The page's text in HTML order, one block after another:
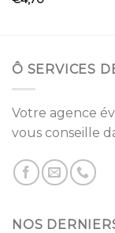
Ô SERVICES
Votre agence
vous conseille
NOS